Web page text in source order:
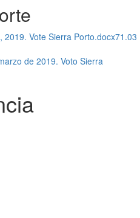
Vote Sierra Porto.docx71.03
de 2019. Voto Sierra